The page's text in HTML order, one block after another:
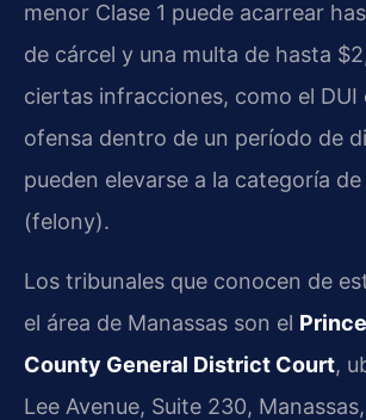
menor Clase 1 puede acarrear
de cárcel y una multa de hasta
ciertas infracciones, como el DUI
ofensa dentro de un período de
pueden elevarse a la categoría
(felony).
Los tribunales que conocen de
el área de Manassas son el
County General District Court,
Lee Avenue, Suite 230,